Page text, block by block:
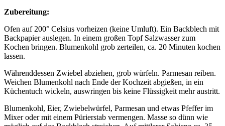
Zubereitung:
Ofen auf 200° Celsius vorheizen (keine Umluft). Ein Backblech mit
Backpapier auslegen. In einem großen Topf Salzwasser zum
Kochen bringen. Blumenkohl grob zerteilen, ca. 20 Minuten kochen
lassen.
Währenddessen Zwiebel abziehen, grob würfeln. Parmesan reiben.
Weichen Blumenkohl nach Ende der Kochzeit abgießen, in ein
Küchentuch wickeln, auswringen bis keine Flüssigkeit mehr austritt.
Blumenkohl, Eier, Zwiebelwürfel, Parmesan und etwas Pfeffer im
Mixer oder mit einem Pürierstab vermengen. Masse so dünn wie